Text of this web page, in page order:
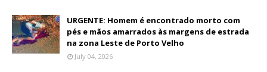
URGENTE: Homem é encontrado morto com
pés e mãos amarrados às margens de estrada
na zona Leste de Porto Velho
July 04, 2026